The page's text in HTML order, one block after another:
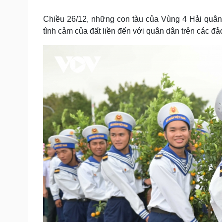
Tư vấn luật
Phân tích
Sản phụ khoa
Nhi khoa
Nam khoa
Làm đẹp - giảm cân
Phòng mạch online
Ăn sạch sống khỏe
Tình yêu - Gia đình
Cải chính
Chiều 26/12, những con tàu của Vùng 4 Hải
tình cảm của đất liền đến với quân dân trên các